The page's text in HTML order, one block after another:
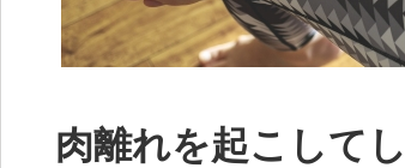
肉離れを起こして